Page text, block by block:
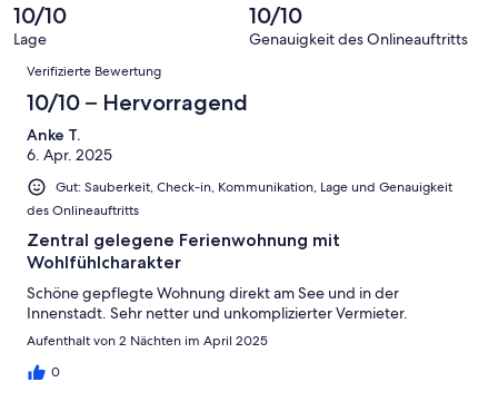
Okay
-
Schlecht
von
2
Ungenügend
10/10
Lage
10/10
Genauigkeit des Onlineauftritts
Bewertungen
Verifizierte Bewertung
10/10 – Hervorragend
Anke T.
6. Apr. 2025
Gut: Sauberkeit, Check-in, Kommunikation, Lage und Genauigkeit
des Onlineauftritts
Zentral gelegene Ferienwohnung mit
Wohlfühlcharakter
Schöne gepflegte Wohnung direkt am See und in der
Innenstadt. Sehr netter und unkomplizierter Vermieter.
Aufenthalt von 2 Nächten im April 2025
0